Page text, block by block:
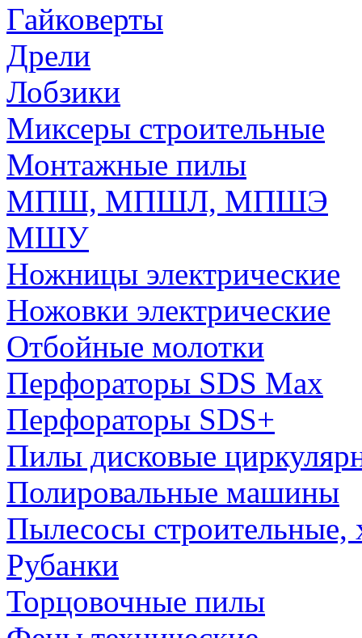
Гайковерты
Дрели
Лобзики
Миксеры строительные
Монтажные пилы
МПШ, МПШЛ, МПШЭ
МШУ
Ножницы электрические
Ножовки электрические
Отбойные молотки
Перфораторы SDS Max
Перфораторы SDS+
Пилы дисковые
Полировальные машины
Пылесосы строительные,
Рубанки
Торцовочные пилы